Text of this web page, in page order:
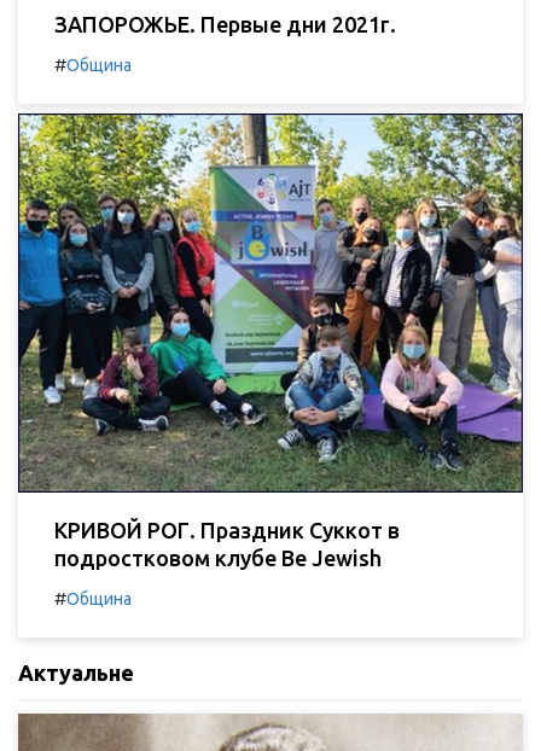
ЗАПОРОЖЬЕ. Первые дни 2021г.
#Община
КРИВОЙ РОГ. Праздник Суккот в
подростковом клубе Be Jewish
#Община
Актуальне